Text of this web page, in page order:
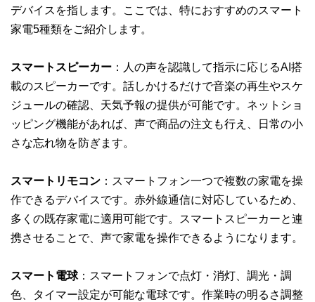
デバイスを指します。ここでは、特におすすめのスマート
家電5種類をご紹介します。
スマートスピーカー ：人の声を認識して指示に応じるAI搭
載のスピーカーです。話しかけるだけで音楽の再生やスケ
ジュールの確認、天気予報の提供が可能です。ネットショ
ッピング機能があれば、声で商品の注文も行え、日常の小
さな忘れ物を防ぎます。
スマートリモコン ：スマートフォン一つで複数の家電を操
作できるデバイスです。赤外線通信に対応しているため、
多くの既存家電に適用可能です。スマートスピーカーと連
携させることで、声で家電を操作できるようになります。
スマート電球：スマートフォンで点灯・消灯、調光・調
色、タイマー設定が可能な電球です。作業時の明るさ調整